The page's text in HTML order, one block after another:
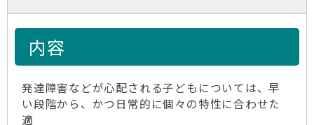
内容
発達障害などが心配される子どもについては、早
い段階から、かつ日常的に個々の特性に合わせた
適